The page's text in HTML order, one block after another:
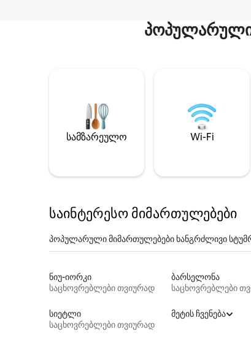
პოპულარული
სამზარეულო Wi-Fi
საინტერესო მიმართულებები
პოპულარული მიმართულებები ხანგრძლივი
ნიუ-იორკი
საცხოვრებლები თვიურად
ბარსელონა
საცხოვრებლები
სიეტლი
საცხოვრებლები თვიურად
მეტის ჩვენება